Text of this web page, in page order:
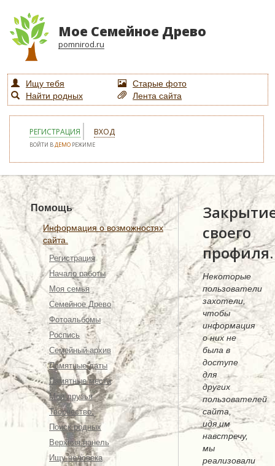
Мое Семейное Древо
pomnirod.ru
Ищу тебя
Старые фото
Найти родных
Лента сайта
РЕГИСТРАЦИЯ ВХОД
ВОЙТИ ВДЕМО РЕЖИМЕ
Помощь
Информация о возможностях
сайта.
Регистрация
Начало работы
Моя семья
Семейное Древо
Фотоальбомы
Роспись
Семейный архив
Памятные даты
Памятные места
Мои друзья
Творчество.
Поиск родных
Верхняя панель
Ищу человека
своего
профиля.
Некоторые
пользователи
захотели,
чтобы
информация
о них не
была в
доступе
для
других
пользователей
сайта,
идя им
навстречу,
мы
реализовали